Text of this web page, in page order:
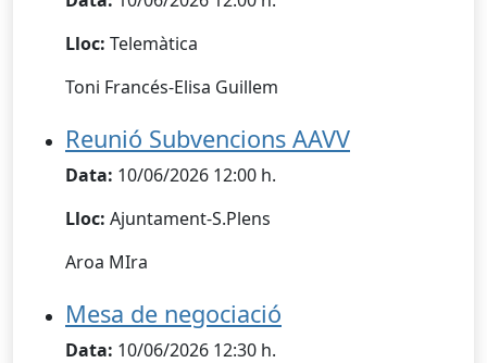
Lloc: Telemàtica
Toni Francés-Elisa Guillem
Reunió Subvencions AAVV
Data: 10/06/2026 12:00 h.
Lloc: Ajuntament-S.Plens
Aroa MIra
Mesa de negociació
Data: 10/06/2026 12:30 h.